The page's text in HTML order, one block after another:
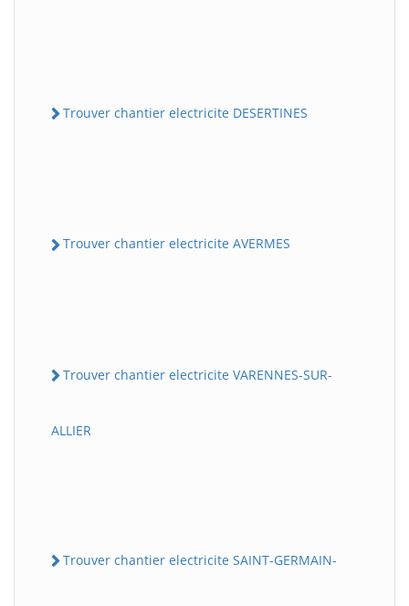
Trouver chantier electricite DESERTINES
Trouver chantier electricite AVERMES
Trouver chantier electricite VARENNES-SUR-
ALLIER
Trouver chantier electricite SAINT-GERMAIN-